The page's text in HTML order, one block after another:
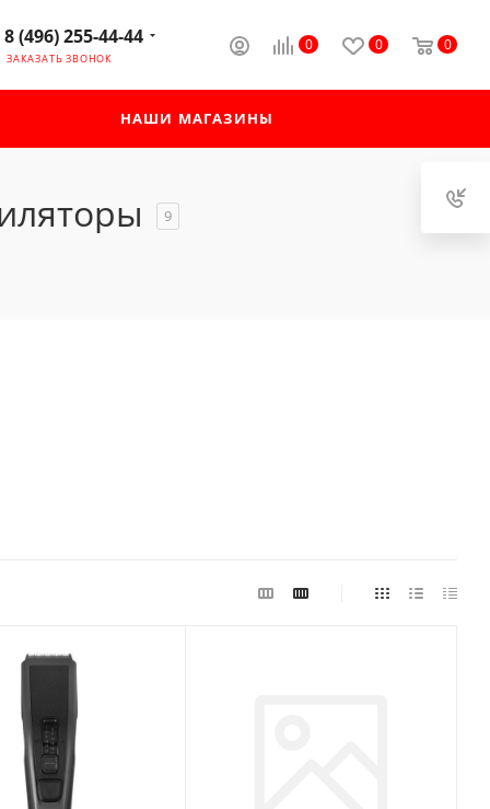
0 0 0
8 (496) 255-44-44
ЗАКАЗАТЬ ЗВОНОК
НАШИ МАГАЗИНЫ
9